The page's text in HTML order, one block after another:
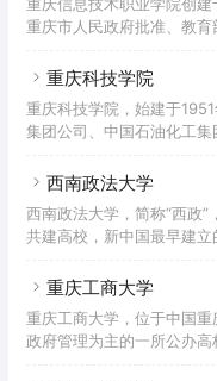
科专业，涵盖十大学科门类
济学、管理学、工学、艺
重庆市人民政府批准、教
院。重庆市高技能人才培
面积726 亩， 校舍建筑面
3379.09万元，拥有校内外
重庆科技学院
重庆科技学院，始建于
集团公司、中国石油化工
色，涵盖理、工、经、管
越工程师教育培养计划、
目、国家级大学生创新创
西南政法大学
西南政法大学，简称“西政
共建高校，新中国最早建
化素质教育基地，中国政
重点学科项目、新工科研
划实施高校，自主招生试点
重庆工商大学
重庆工商大学，位于中国
政府管理为主的一所公办高